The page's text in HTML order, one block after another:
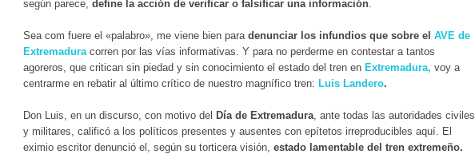
según parece, define la acción de verificar o falsificar una información
Sea com fuere el «palabro», me viene bien para denunciar los infundios que sobre el AVE de
Extremadura corren por las vías informativas. Y para no perderme en contestar a tantos
agoreros, que critican sin piedad y sin conocimiento el estado del tren en Extremadura, voy a
centrarme en rebatir al último crítico de nuestro magnífico tren: Luis Landero.
Don Luis, en un discurso, con motivo del Día de Extremadura , ante todas las autoridades civiles
y militares, calificó a los políticos presentes y ausentes con epítetos irreproducibles aquí. El
eximio escritor denunció el, según su torticera visión, estado lamentable del tren extremeño.